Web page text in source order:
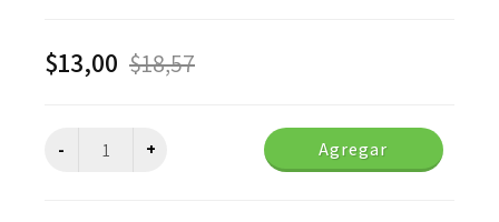
$13,00 $18,57
Agregar